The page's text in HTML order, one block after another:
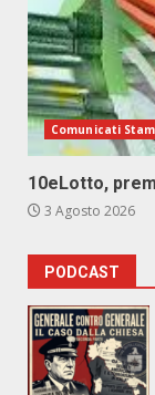
Comunicati
10eLotto,
3 Agosto 2026
PODCAST